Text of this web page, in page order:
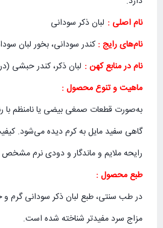
نام اصلی : لبان ذکر سودانی
نام‌های رایج : کندر سودانی، بخور لبان
نام در منابع کهن : لبان ذکر، کندر حبشی
ماهیت و تنوع محصول :
به‌صورت قطعات صمغی بیضی یا نامنظم با
گاهی سفید مایل به کرم دیده می‌شود.
رایحه ملایم و ماندگار و دودی نرم
طبع محصول :
در طب سنتی، طبع لبان ذکر سودانی گرم
مزاج سرد مفیدتر شناخته شده است.